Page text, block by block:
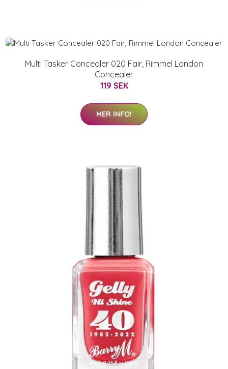
Multi Tasker Concealer 020 Fair, Rimmel London
Concealer
119 SEK
MER INFO!